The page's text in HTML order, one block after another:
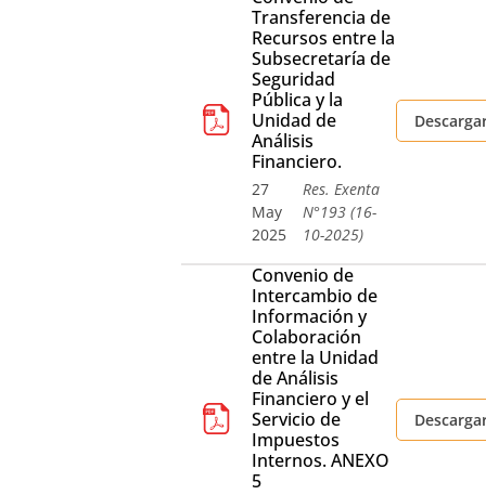
Transferencia de
Recursos entre la
Subsecretaría de
Seguridad
Pública y la
Unidad de
Análisis
Financiero.
27
May
2025
Res. Exenta
N°193 (16-
10-2025)
Convenio de
Intercambio de
Información y
Colaboración
entre la Unidad
de Análisis
Financiero y el
Servicio de
Impuestos
Internos. ANEXO
5